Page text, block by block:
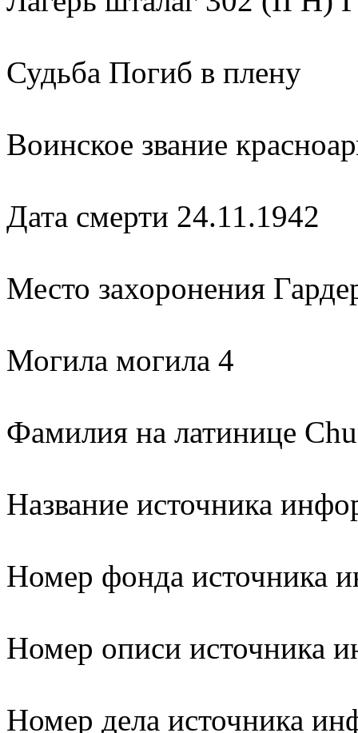
Судьба Погиб в плену
Воинское звание
Дата смерти 24.11.1942
Место захоронения
Могила могила 4
Фамилия на латинице
Название источника
Номер фонда источника
Номер описи источника
Номер дела источника